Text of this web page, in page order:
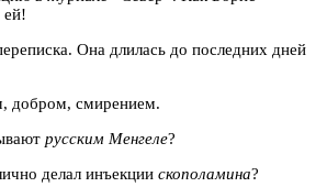
ей!
Она длилась до последних дней
добром, смирением.
русским Менгеле?
делал инъекции скополамина?